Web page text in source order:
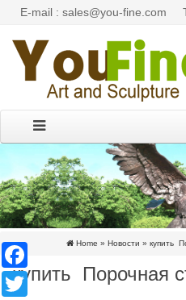
E-mail : sales@you-fine.com
Home » Новости » купить
купить Порочная
Facebook
Twitter